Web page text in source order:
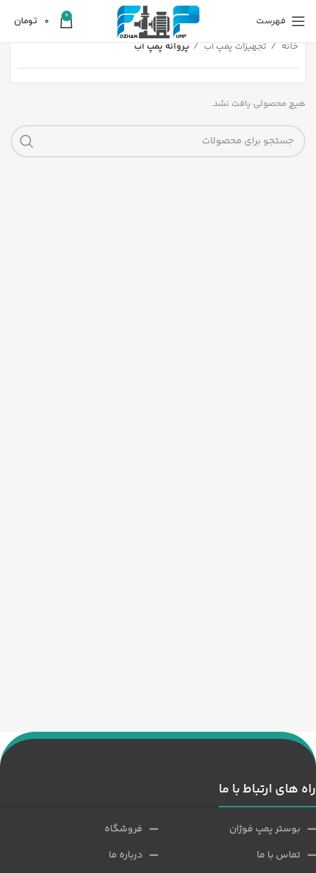
فهرست 0
0 تومان
خانه تجهیزات پمپ آب پروانه پمپ آب
هیچ محصولی یافت نشد.
راه های ارتباط با ما
بوستر پمپ فوژان
تماس با ما
فروشگاه
درباره ما